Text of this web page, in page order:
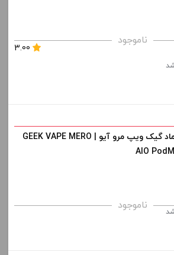
ناموجود
3.00
رنگ:
و نمایش قیمت ، گزینه های محصول را
پادماد گیک ویپ مرو آیو | GEEK VAPE MERO
AIO
ناموجود